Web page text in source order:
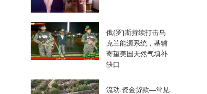
俄{罗}斯持续打击乌
克兰能源系统，基辅
寄望美国天然气填补
缺口
流动:资金贷款—常见